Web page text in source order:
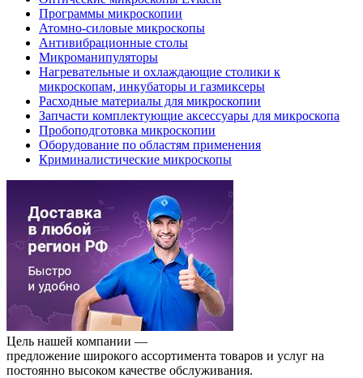
Программы микроскопии
Атомно-силовые микроскопы
Антивибрационные столы
Микроманипуляторы
Нагревательные и охлаждающие столики к
микроскопам, инкубаторы и газмиксеры
Расходные материалы для микроскопии
Запчасти комплектующие аксессуары для микроскопа
Пробоподготовка микроскопии
Оборудование по областям применения
Криминалистические микроскопы
Цель нашей компании —
предложение широкого ассортимента товаров и услуг на
постоянно высоком качестве обслуживания.